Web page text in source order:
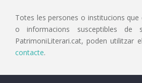
Totes les persones o institucions que
o informacions susceptibles de
PatrimoniLiterari.cat, poden utilitzar
contacte.